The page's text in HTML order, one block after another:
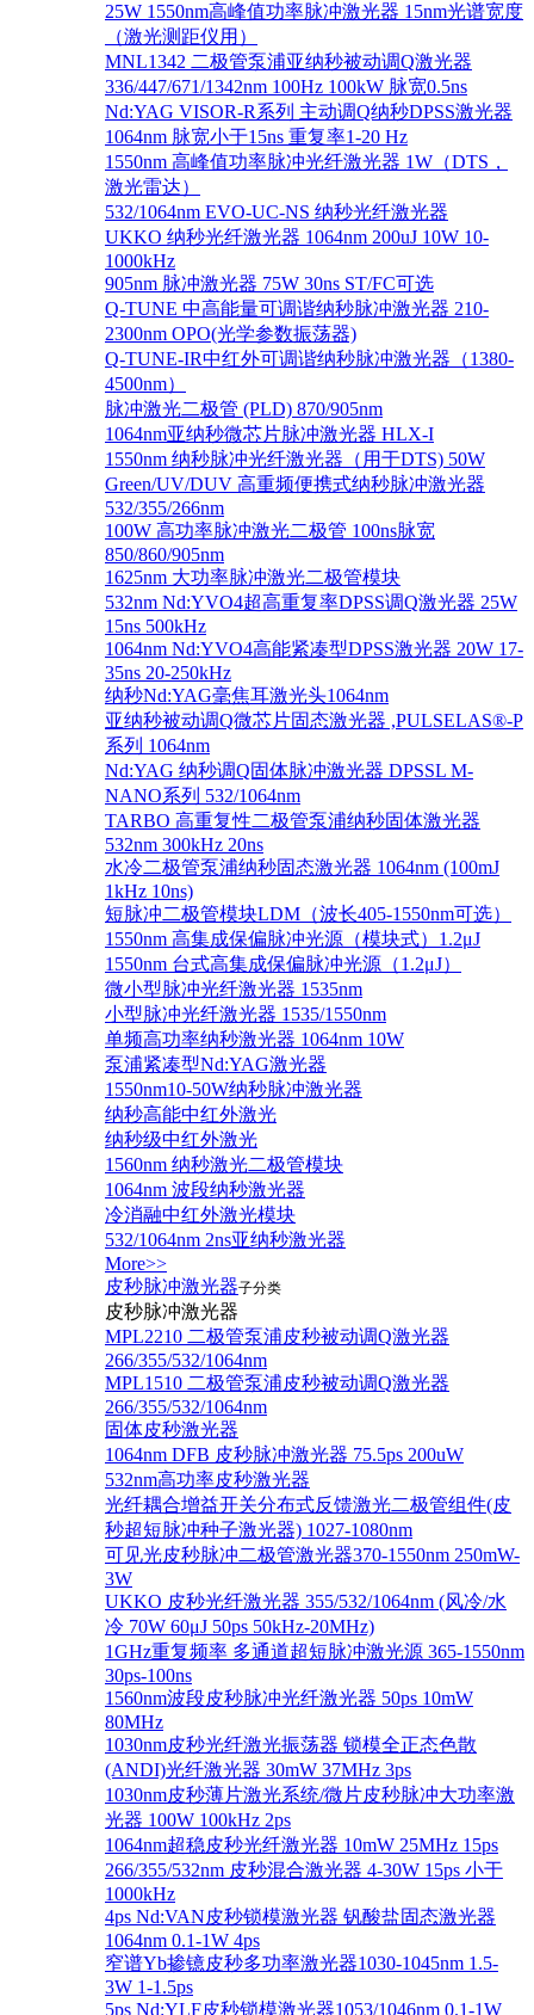
25W 1550nm高峰值功率脉冲激光器 15nm光谱宽度
（激光测距仪用）
MNL1342 二极管泵浦亚纳秒被动调Q激光器
336/447/671/1342nm 100Hz 100kW 脉宽0.5ns
Nd:YAG VISOR-R系列 主动调Q纳秒DPSS激光器
1064nm 脉宽小于15ns 重复率1-20 Hz
1550nm 高峰值功率脉冲光纤激光器 1W（DTS，
激光雷达）
532/1064nm EVO-UC-NS 纳秒光纤激光器
UKKO 纳秒光纤激光器 1064nm 200uJ 10W 10-
1000kHz
905nm 脉冲激光器 75W 30ns ST/FC可选
Q-TUNE 中高能量可调谐纳秒脉冲激光器 210-
2300nm OPO(光学参数振荡器)
Q-TUNE-IR中红外可调谐纳秒脉冲激光器（1380-
4500nm）
脉冲激光二极管 (PLD) 870/905nm
1064nm亚纳秒微芯片脉冲激光器 HLX-I
1550nm 纳秒脉冲光纤激光器（用于DTS) 50W
Green/UV/DUV 高重频便携式纳秒脉冲激光器
532/355/266nm
100W 高功率脉冲激光二极管 100ns脉宽
850/860/905nm
1625nm 大功率脉冲激光二极管模块
532nm Nd:YVO4超高重复率DPSS调Q激光器 25W
15ns 500kHz
1064nm Nd:YVO4高能紧凑型DPSS激光器 20W 17-
35ns 20-250kHz
纳秒Nd:YAG毫焦耳激光头1064nm
亚纳秒被动调Q微芯片固态激光器 ,PULSELAS®-P
系列 1064nm
Nd:YAG 纳秒调Q固体脉冲激光器 DPSSL M-
NANO系列 532/1064nm
TARBO 高重复性二极管泵浦纳秒固体激光器
532nm 300kHz 20ns
水冷二极管泵浦纳秒固态激光器 1064nm (100mJ
1kHz 10ns)
短脉冲二极管模块LDM（波长405-1550nm可选）
1550nm 高集成保偏脉冲光源（模块式）1.2μJ
1550nm 台式高集成保偏脉冲光源（1.2μJ）
微小型脉冲光纤激光器 1535nm
小型脉冲光纤激光器 1535/1550nm
单频高功率纳秒激光器 1064nm 10W
泵浦紧凑型Nd:YAG激光器
1550nm10-50W纳秒脉冲激光器
纳秒高能中红外激光
纳秒级中红外激光
1560nm 纳秒激光二极管模块
1064nm 波段纳秒激光器
冷消融中红外激光模块
532/1064nm 2ns亚纳秒激光器
More>>
皮秒脉冲激光器子分类
皮秒脉冲激光器
​MPL2210 二极管泵浦皮秒被动调Q激光器
266/355/532/1064nm
MPL1510 二极管泵浦皮秒被动调Q激光器
266/355/532/1064nm
固体皮秒激光器
1064nm DFB 皮秒脉冲激光器 75.5ps 200uW
532nm高功率皮秒激光器
光纤耦合增益开关分布式反馈激光二极管组件(皮
秒超短脉冲种子激光器) 1027-1080nm
可见光皮秒脉冲二极管激光器370-1550nm 250mW-
3W
UKKO 皮秒光纤激光器 355/532/1064nm (风冷/水
冷 70W 60μJ 50ps 50kHz-20MHz)
1GHz重复频率 多通道超短脉冲激光源 365-1550nm
30ps-100ns
1560nm波段皮秒脉冲光纤激光器 50ps 10mW
80MHz
1030nm皮秒光纤激光振荡器 锁模全正态色散
(ANDI)光纤激光器 30mW 37MHz 3ps
1030nm皮秒薄片激光系统/微片皮秒脉冲大功率激
光器 100W 100kHz 2ps
1064nm超稳皮秒光纤激光器 10mW 25MHz 15ps
266/355/532nm 皮秒混合激光器 4-30W 15ps 小于
1000kHz
4ps Nd:VAN皮秒锁模激光器 钒酸盐固态激光器
1064nm 0.1-1W 4ps
窄谱Yb掺镱皮秒多功率激光器1030-1045nm 1.5-
3W 1-1.5ps
5ps Nd:YLF皮秒锁模激光器1053/1046nm 0.1-1W